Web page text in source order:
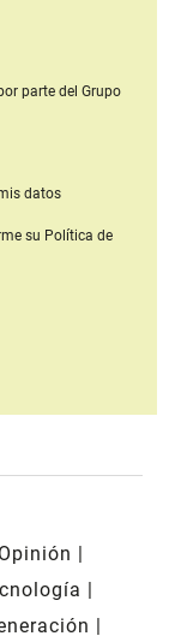
parte del Grupo
datos
su Política de
Opinión